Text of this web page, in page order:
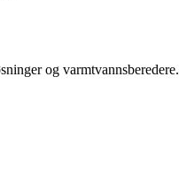
og varmtvannsberedere.